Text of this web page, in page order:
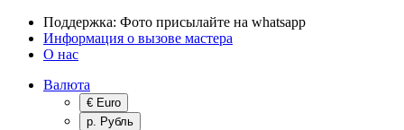
Поддержка: Фото присылайте на whatsapp
Информация о вызове мастера
О нас
Валюта
€ Euro
р. Рубль